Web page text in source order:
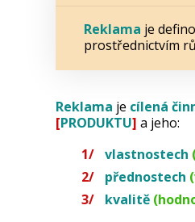
Reklama je
prostřednictvím
Reklama je cílená
[PRODUKTU] a jeho:
vlastnostech
přednostech
kvalitě